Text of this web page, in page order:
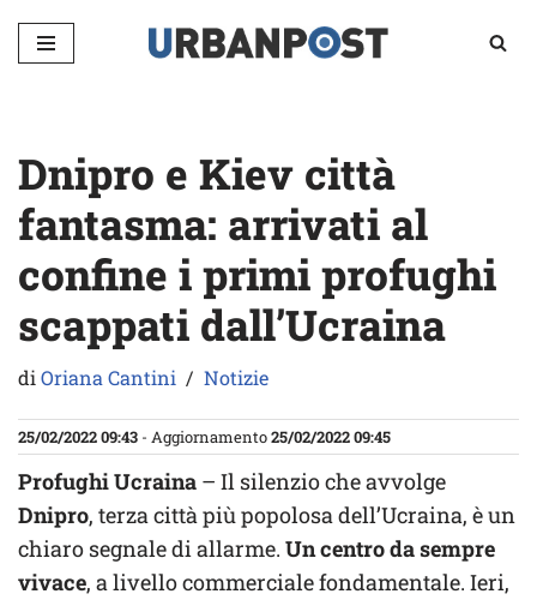
Vai
Dnipro e Kiev città
fantasma: arrivati al
confine i primi profughi
scappati dall’Ucraina
diOriana Cantini Notizie
25/02/2022 09:43 - Aggiornamento25/02/2022 09:45
Profughi Ucraina – Il silenzio che avvolge
Dnipro, terza città più popolosa dell’Ucraina, è un
chiaro segnale di allarme. Un centro da sempre
vivace, a livello commerciale fondamentale. Ieri,